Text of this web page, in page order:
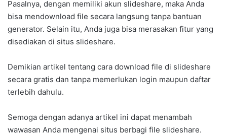
Pasalnya, dengan memiliki akun slideshare, maka Anda
bisa mendownload file secara langsung tanpa bantuan
generator. Selain itu, Anda juga bisa merasakan fitur yang
disediakan di situs slideshare.
Demikian artikel tentang cara download file di slideshare
secara gratis dan tanpa memerlukan login maupun daftar
terlebih dahulu.
Semoga dengan adanya artikel ini dapat menambah
wawasan Anda mengenai situs berbagi file slideshare.